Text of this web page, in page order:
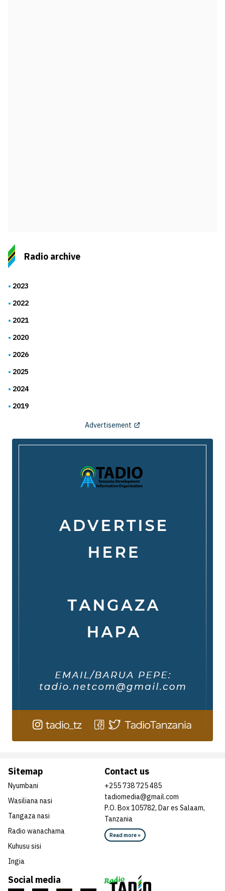
Radio archive
2023
2022
2021
2020
2026
2025
2024
2019
Advertisement
Social media
Sitemap
Nyumbani
Wasiliana nasi
Tangaza nasi
Radio wanachama
Kuhusu sisi
Ingia
Contact us
+255 738 725 485
tadiomedia@gmail.com
P.O. Box 105782, Dar es Salaam,
Tanzania
Read more »